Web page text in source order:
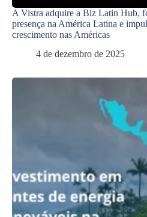
A Vistra adquire a Biz Latin Hub,
presença na América Latina e
crescimento nas Américas
4 de dezembro de 2025